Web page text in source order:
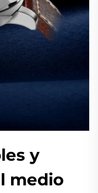
y
medio